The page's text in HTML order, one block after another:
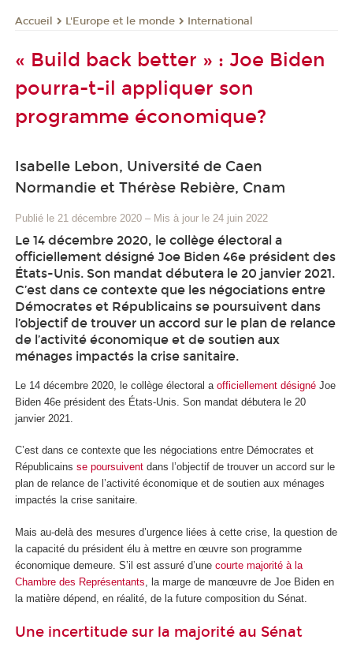
Accueil L'Europe et le monde International
« Build back better » : Joe Biden
pourra-t-il appliquer son
programme économique?
Isabelle Lebon, Université de Caen
Normandie et Thérèse Rebière, Cnam
Publié le 21 décembre 2020 – Mis à jour le 24 juin 2022
Le 14 décembre 2020, le collège électoral a
officiellement désigné Joe Biden 46e président des
États-Unis. Son mandat débutera le 20 janvier 2021.
C’est dans ce contexte que les négociations entre
Démocrates et Républicains se poursuivent dans
l’objectif de trouver un accord sur le plan de relance
de l’activité économique et de soutien aux
ménages impactés la crise sanitaire.
Le 14 décembre 2020, le collège électoral a officiellement désigné Joe
Biden 46e président des États-Unis. Son mandat débutera le 20
janvier 2021.
C’est dans ce contexte que les négociations entre Démocrates et
Républicains se poursuivent dans l’objectif de trouver un accord sur le
plan de relance de l’activité économique et de soutien aux ménages
impactés la crise sanitaire.
Mais au-delà des mesures d’urgence liées à cette crise, la question de
la capacité du président élu à mettre en œuvre son programme
économique demeure. S’il est assuré d’une courte majorité à la
Chambre des Représentants , la marge de manœuvre de Joe Biden en
la matière dépend, en réalité, de la future composition du Sénat.
Une incertitude sur la majorité au Sénat